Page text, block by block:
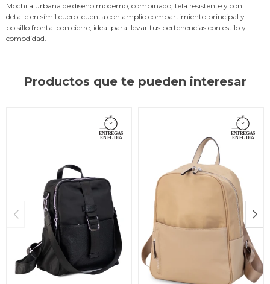
Mochila urbana de diseño moderno, combinado, tela resistente y con
detalle en símil cuero. cuenta con amplio compartimiento principal y
bolsillo frontal con cierre, ideal para llevar tus pertenencias con estilo y
comodidad.
Productos que te pueden interesar